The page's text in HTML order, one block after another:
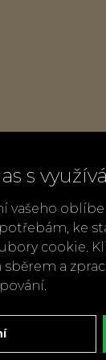
s
vašeho
ke
cookie.
a